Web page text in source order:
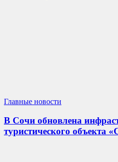
Главные новости
В Сочи обновлена
туристического объекта